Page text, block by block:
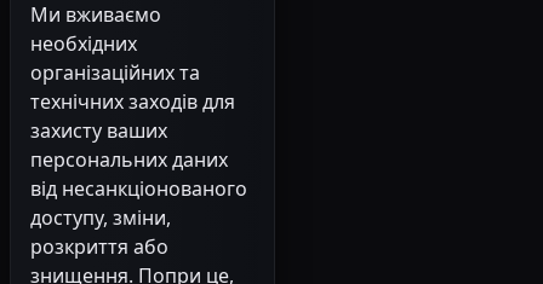
Ми вживаємо
необхідних
організаційних та
технічних заходів для
захисту ваших
персональних даних
від несанкціонованого
доступу, зміни,
розкриття або
знищення. Попри це,